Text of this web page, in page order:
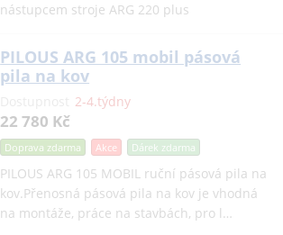
nástupcem stroje ARG 220 plus
PILOUS ARG 105 mobil pásová
pila na kov
2-4.týdny
22 780 Kč
Doprava zdarma Akce Dárek zdarma
PILOUS ARG 105 MOBIL ruční pásová pila na
kov.Přenosná pásová pila na kov je vhodná
na montáže, práce na stavbách, pro l…